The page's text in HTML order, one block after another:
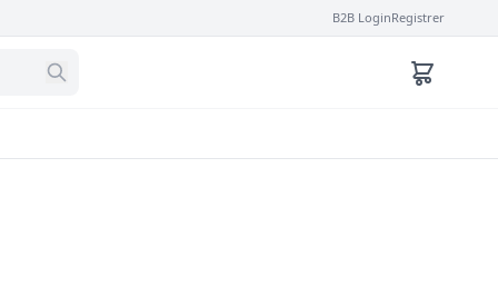
B2B LoginRegistrer